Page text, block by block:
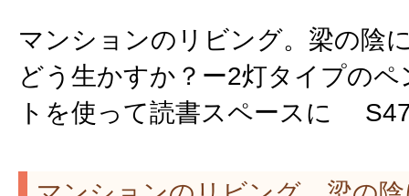
マンションのリビング。梁の陰
どう生かすか？ー2灯タイプの
トを使って読書スペースに